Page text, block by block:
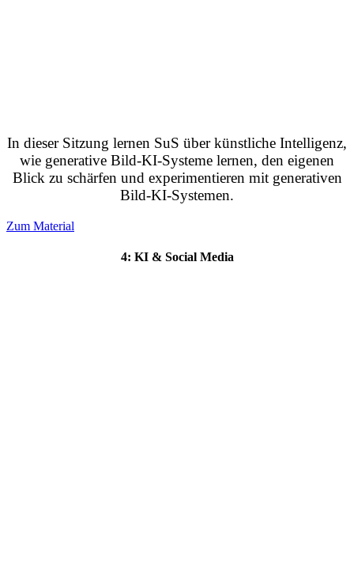
In dieser Sitzung lernen SuS über künstliche Intelligenz,
wie generative Bild-KI-Systeme lernen, den eigenen
Blick zu schärfen und experimentieren mit generativen
Bild-KI-Systemen.
Zum Material
4: KI & Social Media